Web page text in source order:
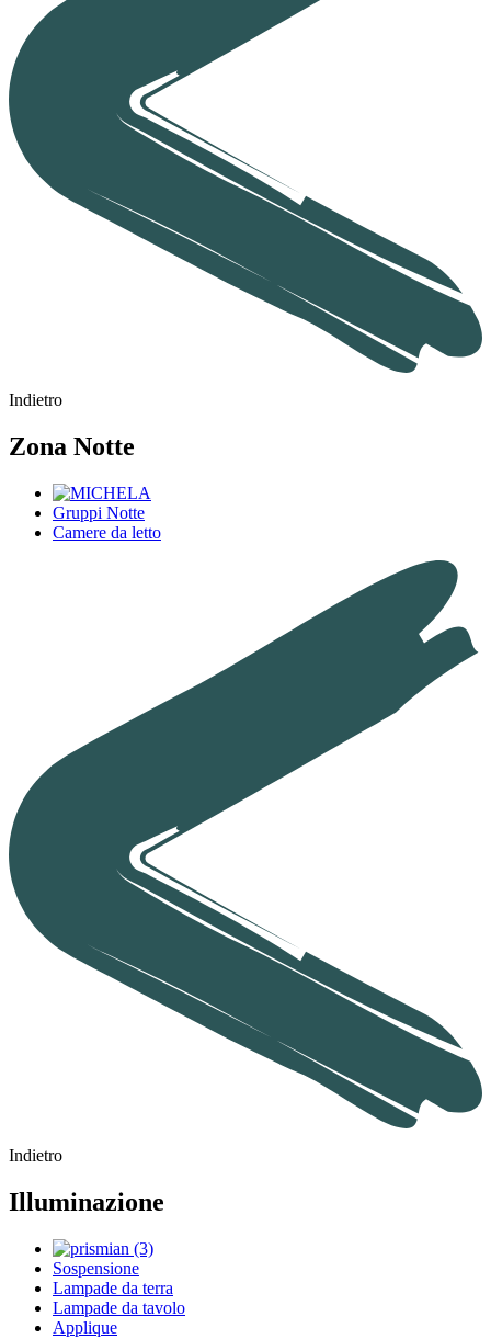
Indietro
Zona Notte
Gruppi Notte
Camere da letto
Indietro
Illuminazione
Sospensione
Lampade da terra
Lampade da tavolo
Applique